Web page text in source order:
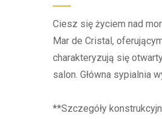
Ciesz się życiem nad
Mar de Cristal,
charakteryzują się
salon. Główna sypialnia
**Szczegóły